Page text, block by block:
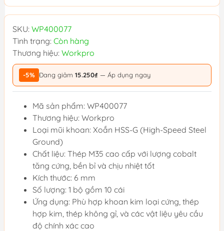
SKU: WP400077
Tình trạng: Còn hàng
Thương hiệu: Workpro
-5% Đang giảm 15.250₫ — Áp dụng ngay
Mã sản phẩm: WP400077
Thương hiệu: Workpro
Loại mũi khoan: Xoắn HSS-G (High-Speed Steel
Ground)
Chất liệu: Thép M35 cao cấp với lượng cobalt
tăng cứng, bền bỉ và chịu nhiệt tốt
Kích thước: 6 mm
Số lượng: 1 bộ gồm 10 cái
Ứng dụng: Phù hợp khoan kim loại cứng, thép
hợp kim, thép không gỉ, và các vật liệu yêu cầu
độ chính xác cao